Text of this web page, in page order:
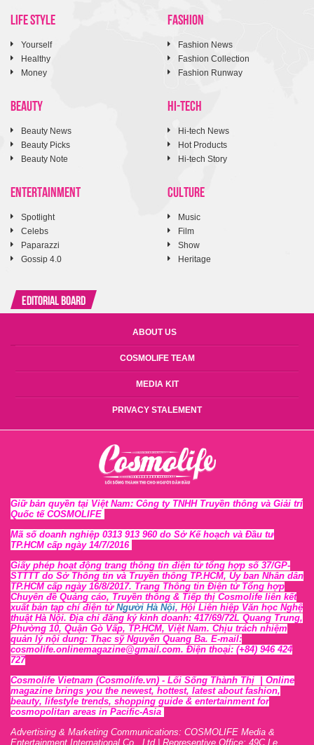
LIFE STYLE
Yourself
Healthy
Money
FASHION
Fashion News
Fashion Collection
Fashion Runway
BEAUTY
Beauty News
Beauty Picks
Beauty Note
HI-TECH
Hi-tech News
Hot Products
Hi-tech Story
ENTERTAINMENT
Spotlight
Celebs
Paparazzi
Gossip 4.0
CULTURE
Music
Film
Show
Heritage
Editorial Board
ABOUT US
COSMOLIFE TEAM
MEDIA KIT
PRIVACY STALEMENT
Giữ bản quyền tại Việt Nam: Công ty TNHH Truyền thông và Giải trí
Quốc tế COSMOLIFE
Mã số doanh nghiệp 0313 913 960 do Sở Kế hoạch và Đầu tư
TP.HCM cấp ngày 14/7/2016
Giấy phép hoạt động trang thông tin điện tử tổng hợp số 37/GP-
STTTT do Sở Thông tin và Truyền thông TP.HCM, Ủy ban Nhân dân
TP.HCM cấp ngày 16/8/2017. Trang Thông tin Điện tử Tổng hợp
Chuyên đề Quảng cáo, Truyền thông & Tiếp thị Cosmolife liên kết
xuất bản tạp chí điện tử Người Hà Nội, Hội Liên hiệp Văn học Nghệ
thuật Hà Nội. Địa chỉ đăng ký kinh doanh: 417/69/72L Quang Trung,
Phường 10, Quận Gò Vấp, TP.HCM, Việt Nam. Chịu trách nhiệm
quản lý nội dung: Thạc sỹ Nguyễn Quang Ba. E-mail:
cosmolife.onlinemagazine@gmail.com. Điện thoại: (+84) 946 424
727
Cosmolife Vietnam (Cosmolife.vn) - Lối Sống Thành Thị | Online
magazine brings you the newest, hottest, latest about fashion,
beauty, lifestyle trends, shopping guide & entertainment for
cosmopolitan areas in Pacific-Asia
Advertising & Marketing Communications: COSMOLIFE Media &
Entertainment International Co., Ltd | Representive Office: 49C Le